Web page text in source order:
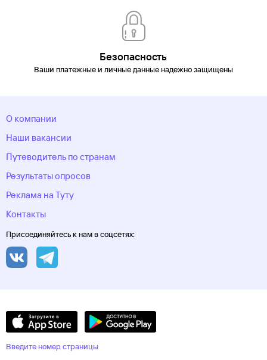
Безопасность
Ваши платежные и личные данные надежно защищены
О компании
Наши вакансии
Путеводитель по странам
Результаты опросов
Реклама на Туту
Контакты
Присоединяйтесь к нам в соцсетях:
Введите номер страницы